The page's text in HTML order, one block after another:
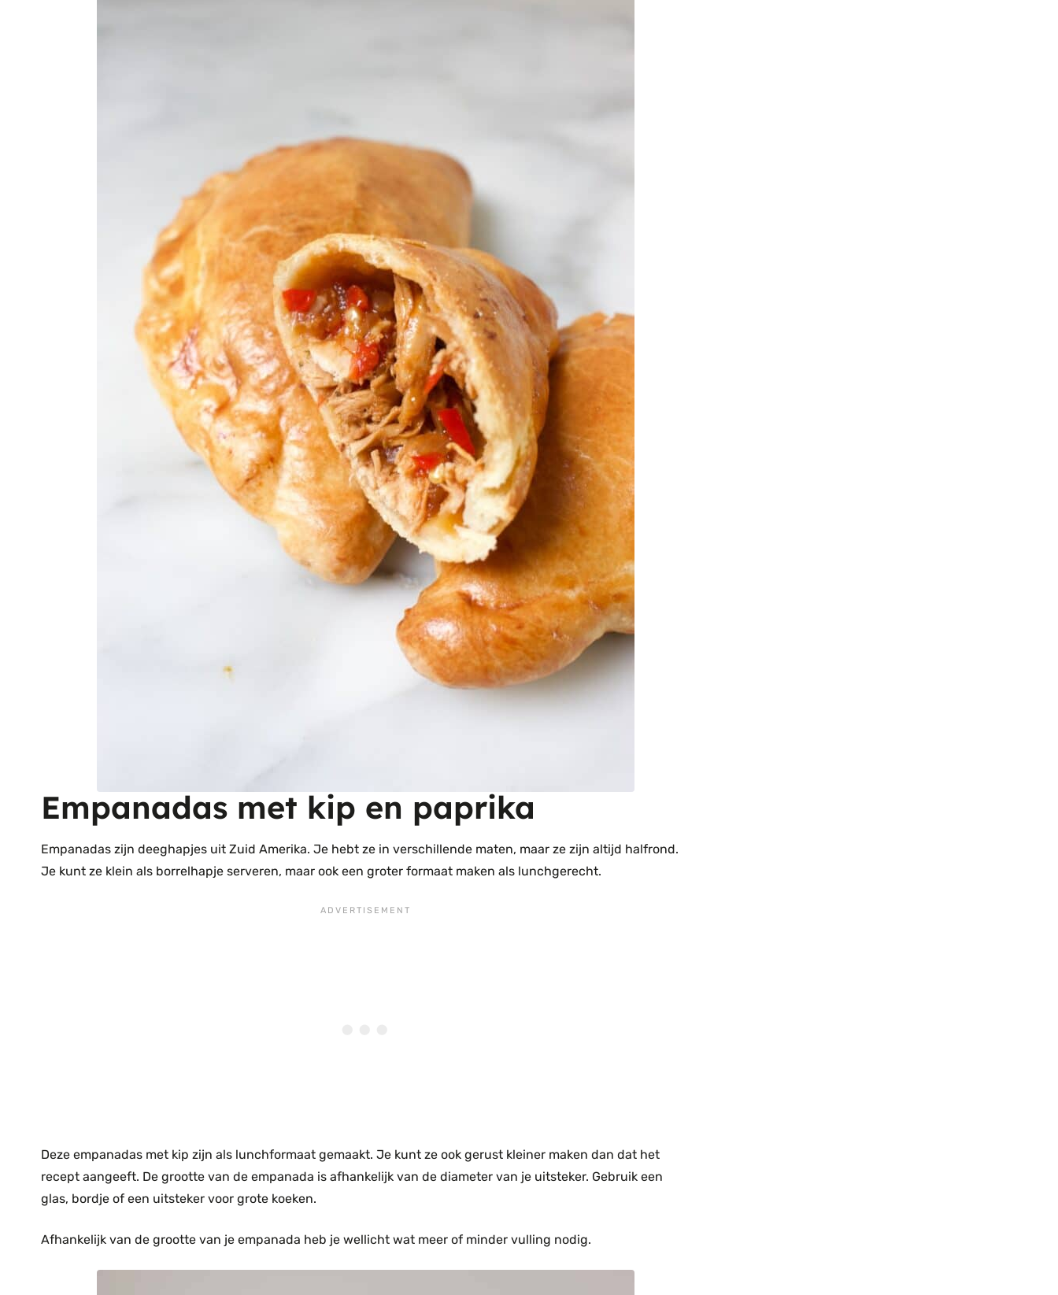
Empanadas met kip en paprika
Empanadas zijn deeghapjes uit Zuid Amerika. Je hebt ze in verschillende maten, maar ze zijn altijd halfrond.
Je kunt ze klein als borrelhapje serveren, maar ook een groter formaat maken als lunchgerecht.
Deze empanadas met kip zijn als lunchformaat gemaakt. Je kunt ze ook gerust kleiner maken dan dat het
recept aangeeft. De grootte van de empanada is afhankelijk van de diameter van je uitsteker. Gebruik een
glas, bordje of een uitsteker voor grote koeken.
Afhankelijk van de grootte van je empanada heb je wellicht wat meer of minder vulling nodig.